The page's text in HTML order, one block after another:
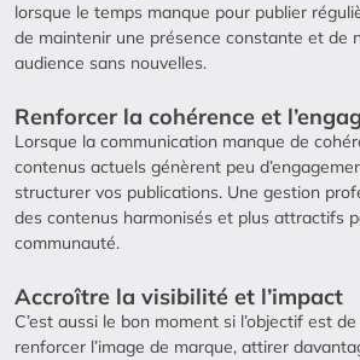
lorsque le temps manque pour publier
de maintenir une présence constante et de
audience sans nouvelles.
Renforcer la cohérence et
Lorsque la communication manque de
contenus actuels génèrent peu
structurer vos publications. Une gestion
des contenus harmonisés et plus attractifs
communauté.
Accroître la visibilité et l’impact
C’est aussi le bon moment si l’objectif est
renforcer l’image de marque, attirer